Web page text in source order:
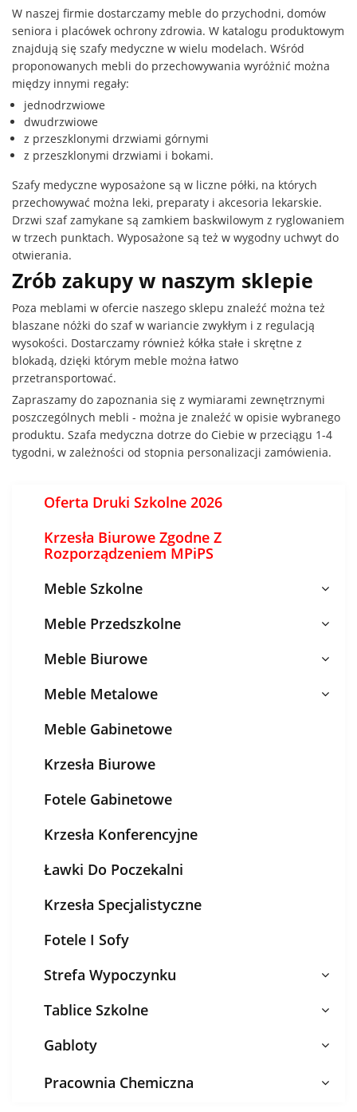
W naszej firmie dostarczamy meble do przychodni, domów
seniora i placówek ochrony zdrowia. W katalogu produktowym
znajdują się szafy medyczne w wielu modelach. Wśród
proponowanych mebli do przechowywania wyróżnić można
między innymi regały:
jednodrzwiowe
dwudrzwiowe
z przeszklonymi drzwiami górnymi
z przeszklonymi drzwiami i bokami.
Szafy medyczne wyposażone są w liczne półki, na których
przechowywać można leki, preparaty i akcesoria lekarskie.
Drzwi szaf zamykane są zamkiem baskwilowym z ryglowaniem
w trzech punktach. Wyposażone są też w wygodny uchwyt do
otwierania.
Zrób zakupy w naszym sklepie
Poza meblami w ofercie naszego sklepu znaleźć można też
blaszane nóżki do szaf w wariancie zwykłym i z regulacją
wysokości. Dostarczamy również kółka stałe i skrętne z
blokadą, dzięki którym meble można łatwo
przetransportować.
Zapraszamy do zapoznania się z wymiarami zewnętrznymi
poszczególnych mebli - można je znaleźć w opisie wybranego
produktu. Szafa medyczna dotrze do Ciebie w przeciągu 1-4
tygodni, w zależności od stopnia personalizacji zamówienia.
Oferta Druki Szkolne 2026
Krzesła Biurowe Zgodne Z
Rozporządzeniem MPiPS
Meble Szkolne
Meble Przedszkolne
Meble Biurowe
Meble Metalowe
Meble Gabinetowe
Krzesła Biurowe
Fotele Gabinetowe
Krzesła Konferencyjne
Ławki Do Poczekalni
Krzesła Specjalistyczne
Fotele I Sofy
Strefa Wypoczynku
Tablice Szkolne
Gabloty
Pracownia Chemiczna